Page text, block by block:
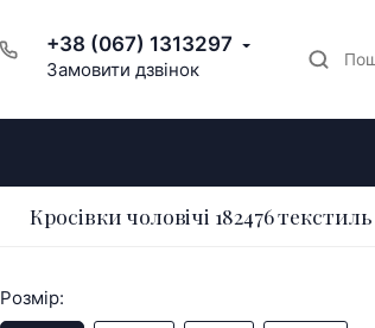
+38 (067) 1313297
Замовити дзвінок
Кросівки чоловічі 182476
Розмір: